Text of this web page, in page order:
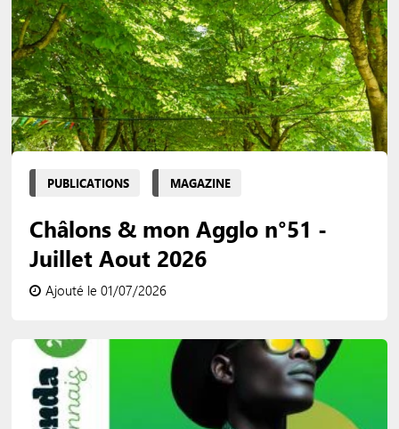
PUBLICATIONS MAGAZINE
Châlons & mon Agglo n°51 -
Juillet Aout 2026
Ajouté le 01/07/2026